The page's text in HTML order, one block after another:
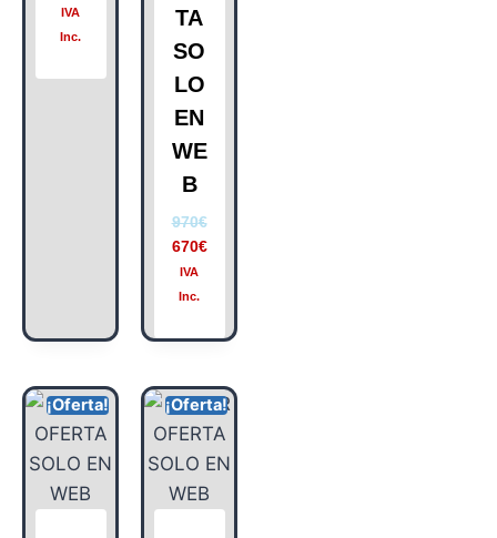
IVA
Inc.
TA
SO
LO
EN
WE
B
970€
670€
IVA
Inc.
¡Oferta! ¡Oferta!